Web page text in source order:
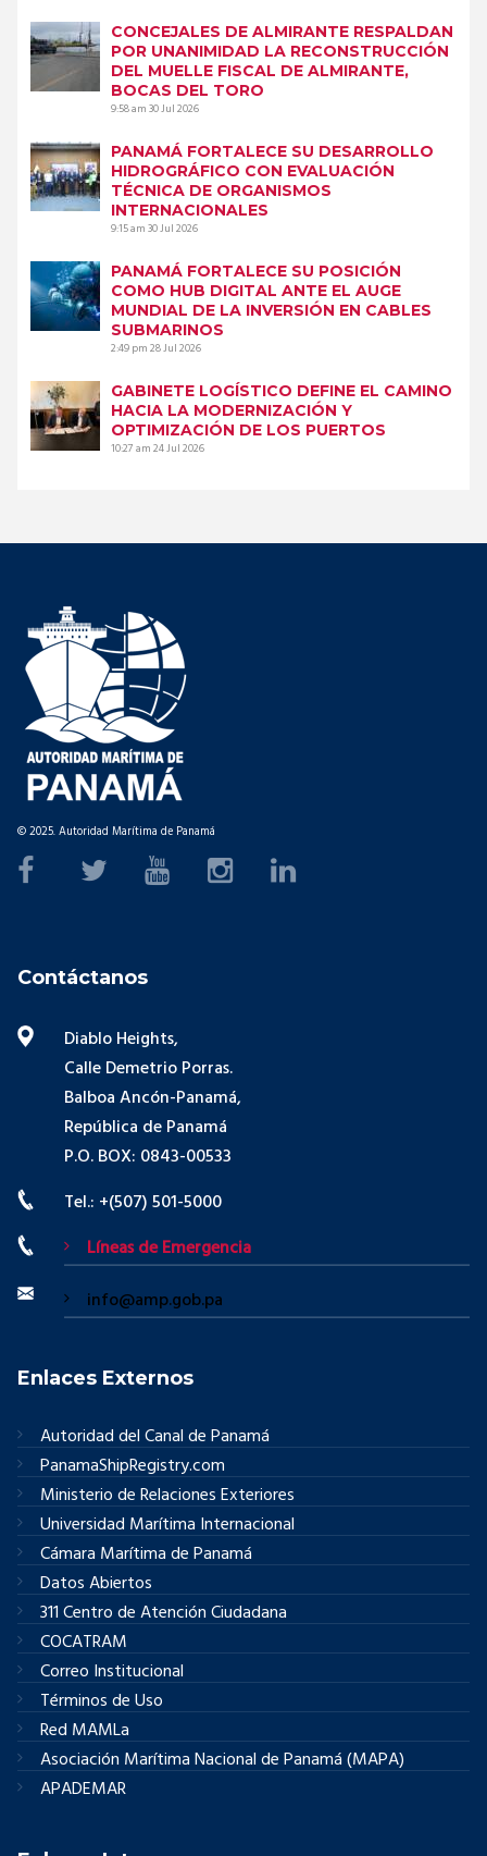
CONCEJALES DE ALMIRANTE RESPALDAN
POR UNANIMIDAD LA RECONSTRUCCIÓN
DEL MUELLE FISCAL DE ALMIRANTE,
BOCAS DEL TORO
9:58 am30 Jul 2026
PANAMÁ FORTALECE SU DESARROLLO
HIDROGRÁFICO CON EVALUACIÓN
TÉCNICA DE ORGANISMOS
INTERNACIONALES
9:15 am30 Jul 2026
PANAMÁ FORTALECE SU POSICIÓN
COMO HUB DIGITAL ANTE EL AUGE
MUNDIAL DE LA INVERSIÓN EN CABLES
SUBMARINOS
2:49 pm28 Jul 2026
GABINETE LOGÍSTICO DEFINE EL CAMINO
HACIA LA MODERNIZACIÓN Y
OPTIMIZACIÓN DE LOS PUERTOS
10:27 am24 Jul 2026
© 2025. Autoridad Marítima de Panamá
Contáctanos
Diablo Heights,
Calle Demetrio Porras.
Balboa Ancón-Panamá,
República de Panamá
P.O. BOX: 0843-00533
Tel.: +(507) 501-5000
Líneas de Emergencia
info@amp.gob.pa
Enlaces Externos
Autoridad del Canal de Panamá
PanamaShipRegistry.com
Ministerio de Relaciones Exteriores
Universidad Marítima Internacional
Cámara Marítima de Panamá
Datos Abiertos
311 Centro de Atención Ciudadana
COCATRAM
Correo Institucional
Términos de Uso
Red MAMLa
Asociación Marítima Nacional de Panamá (MAPA)
APADEMAR